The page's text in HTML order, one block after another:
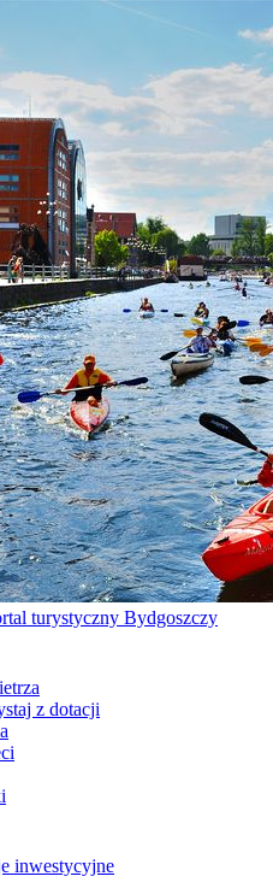
turystyczny Bydgoszczy
z dotacji
inwestycyjne